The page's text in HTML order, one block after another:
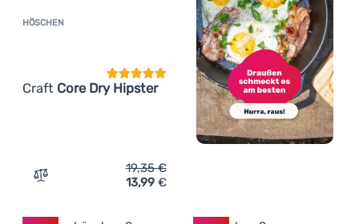
HÖSCHEN
Craft Core Dry Hipster
Kundenbewertung
Zum Vergleich 'Höschen Craft Core Dry Hipster'
19,35€
13,99 €